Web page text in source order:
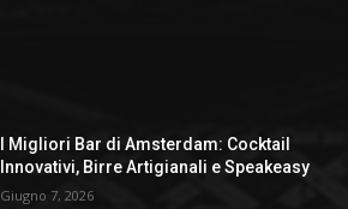
I Migliori Bar di Amsterdam: Cocktail
Innovativi, Birre Artigianali e Speakeasy
Giugno 7, 2026